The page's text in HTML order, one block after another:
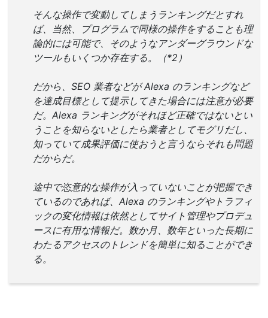
そんな操作で変動してしまうランキングだとすれ
ば、当然、プログラムで同様の操作をすることも理
論的には可能で、そのようなアンダーグラウンドな
ツールもいくつか存在する。（*2）
だから、SEO 業者などが Alexa のランキングなど
を達成目標として提示してきた場合には注意が必要
だ。Alexa ランキングがそれほど正確ではないとい
うことを知らないとしたら業者としてモグリだし、
知っていて成果評価に使おうと言うならそれも問題
だからだ。
途中で恣意的な操作が入っていないことが把握でき
ているのであれば、Alexa のランキングやトラフィ
ックの変化情報は依然としてサイト管理やプロデュ
ースに有用な情報だ。数か月、数年といった長期に
わたるアクセスのトレンドを簡単に知ることができ
る。